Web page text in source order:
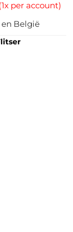
per account)
België